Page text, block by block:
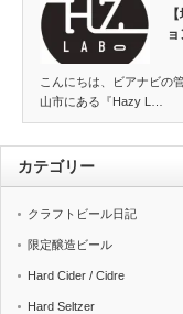
こんにちは、ビアナビの
山市にある『Hazy L…
カテゴリー
クラフトビール日記
限定醸造ビール
Hard Cider / Cidre
Hard Seltzer